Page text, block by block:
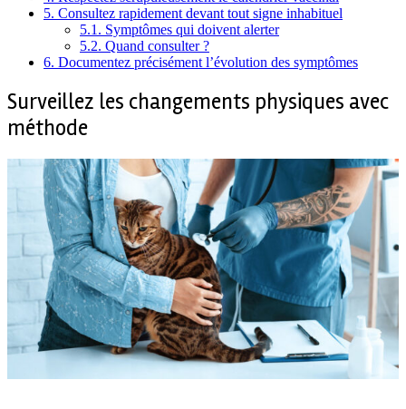
5. Consultez rapidement devant tout signe inhabituel
5.1. Symptômes qui doivent alerter
5.2. Quand consulter ?
6. Documentez précisément l’évolution des symptômes
Surveillez les changements physiques avec
méthode